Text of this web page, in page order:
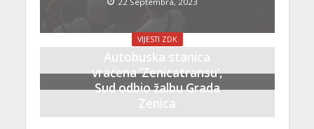
VIJESTI ZDK
Autobuska stanica
vraćena ‘Zenicatransu’,
Sud odbio žalbu Grada
Zenica